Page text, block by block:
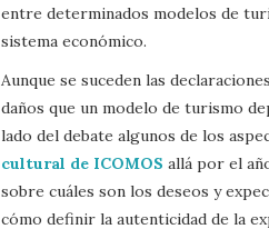
entre determinados modelos de
sistema económico.
Aunque se suceden las
daños que un modelo de turismo
lado del debate algunos de los
cultural de ICOMOS allá por el
sobre cuáles son los deseos y
cómo definir la autenticidad de la